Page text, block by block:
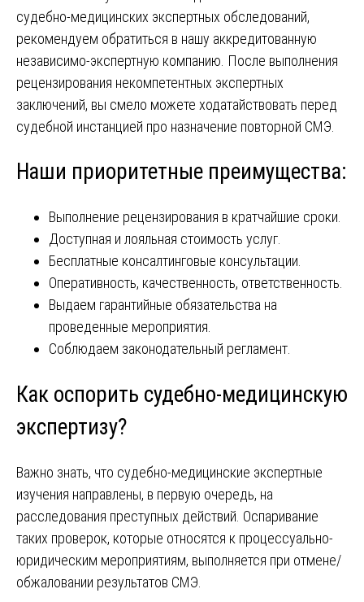
судебно-медицинских экспертных обследований,
рекомендуем обратиться в нашу аккредитованную
независимо-экспертную компанию. После выполнения
рецензирования некомпетентных экспертных
заключений, вы смело можете ходатайствовать перед
судебной инстанцией про назначение повторной СМЭ.
Наши приоритетные преимущества:
Выполнение рецензирования в кратчайшие сроки.
Доступная и лояльная стоимость услуг.
Бесплатные консалтинговые консультации.
Оперативность, качественность, ответственность.
Выдаем гарантийные обязательства на
проведенные мероприятия.
Соблюдаем законодательный регламент.
Как оспорить судебно-медицинскую
экспертизу?
Важно знать, что судебно-медицинские экспертные
изучения направлены, в первую очередь, на
расследования преступных действий. Оспаривание
таких проверок, которые относятся к процессуально-
юридическим мероприятиям, выполняется при отмене/
обжаловании результатов СМЭ.